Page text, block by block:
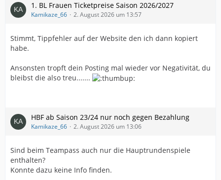
1. BL Frauen Ticketpreise Saison 2026/2027
Kamikaze_66 2. August 2026 um 13:57
Stimmt, Tippfehler auf der Website den ich dann kopiert
habe.
Ansonsten tropft dein Posting mal wieder vor Negativität, du
bleibst die also treu.......
HBF ab Saison 23/24 nur noch gegen Bezahlung
Kamikaze_66 2. August 2026 um 13:06
Sind beim Teampass auch nur die Hauptrundenspiele
enthalten?
Konnte dazu keine Info finden.